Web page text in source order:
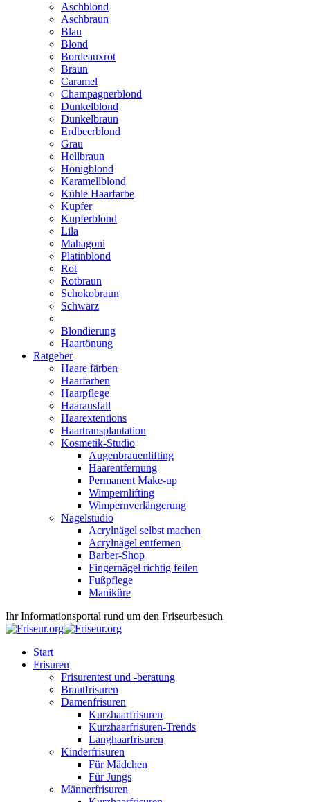
Aschblond
Aschbraun
Blau
Blond
Bordeauxrot
Braun
Caramel
Champagnerblond
Dunkelblond
Dunkelbraun
Erdbeerblond
Grau
Hellbraun
Honigblond
Karamellblond
Kühle Haarfarbe
Kupfer
Kupferblond
Lila
Mahagoni
Platinblond
Rot
Rotbraun
Schokobraun
Schwarz
Blondierung
Haartönung
Ratgeber
Haare färben
Haarfarben
Haarpflege
Haarausfall
Haarextentions
Haartransplantation
Kosmetik-Studio
Augenbrauenlifting
Haarentfernung
Permanent Make-up
Wimpernlifting
Wimpernverlängerung
Nagelstudio
Acrylnägel selbst machen
Acrylnägel entfernen
Barber-Shop
Fingernägel richtig feilen
Fußpflege
Maniküre
Ihr Informationsportal rund um den Friseurbesuch
Start
Frisuren
Frisurentest und -beratung
Brautfrisuren
Damenfrisuren
Kurzhaarfrisuren
Kurzhaarfrisuren-Trends
Langhaarfrisuren
Kinderfrisuren
Für Mädchen
Für Jungs
Männerfrisuren